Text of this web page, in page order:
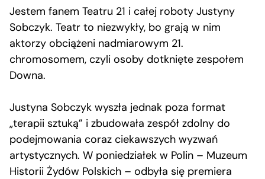
Jestem fanem Teatru 21 i całej roboty Justyny
Sobczyk. Teatr to niezwykły, bo grają w nim
aktorzy obciążeni nadmiarowym 21.
chromosomem, czyli osoby dotknięte zespołem
Downa.
Justyna Sobczyk wyszła jednak poza format
„terapii sztuką” i zbudowała zespół zdolny do
podejmowania coraz ciekawszych wyzwań
artystycznych. W poniedziałek w Polin – Muzeum
Historii Żydów Polskich – odbyła się premiera